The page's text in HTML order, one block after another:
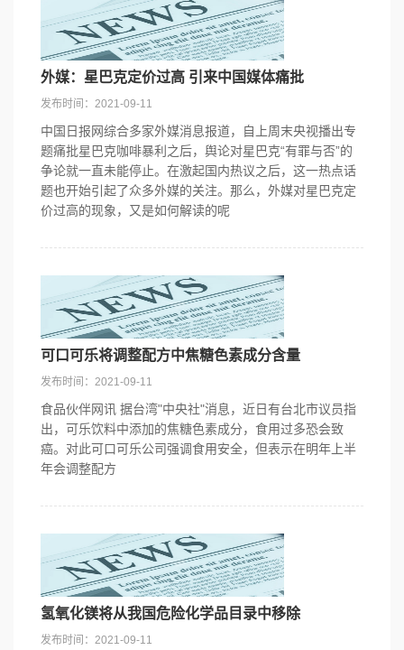
外媒：星巴克定价过高 引来中国媒体痛批
发布时间：2021-09-11
中国日报网综合多家外媒消息报道，自上周末央视播出专
题痛批星巴克咖啡暴利之后，舆论对星巴克“有罪与否”的
争论就一直未能停止。在激起国内热议之后，这一热点话
题也开始引起了众多外媒的关注。那么，外媒对星巴克定
价过高的现象，又是如何解读的呢
可口可乐将调整配方中焦糖色素成分含量
发布时间：2021-09-11
食品伙伴网讯 据台湾"中央社"消息，近日有台北市议员指
出，可乐饮料中添加的焦糖色素成分，食用过多恐会致
癌。对此可口可乐公司强调食用安全，但表示在明年上半
年会调整配方
氢氧化镁将从我国危险化学品目录中移除
发布时间：2021-09-11